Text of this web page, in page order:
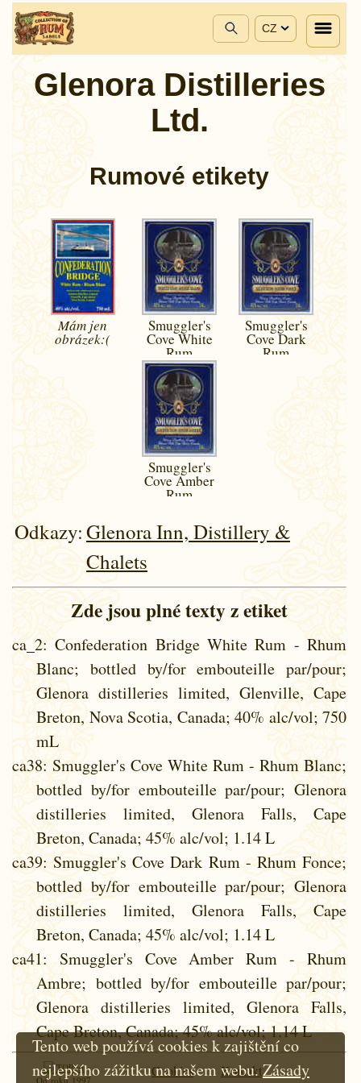
CZ
Glenora Distilleries
Ltd.
Rumové etikety
Mám jen
obrázek:(
Smuggler's
Cove White
Rum
Smuggler's
Cove Dark
Rum
Smuggler's
Cove Amber
Rum
Odkazy:Glenora Inn, Distillery &
Chalets
Zde jsou plné texty z etiket
ca_2: Confederation Bridge White Rum - Rhum
Blanc; bottled by/for embouteille par/pour;
Glenora distilleries limited, Glenville, Cape
Breton, Nova Scotia, Canada; 40% alc/vol; 750
mL
ca38: Smuggler's Cove White Rum - Rhum Blanc;
bottled by/for embouteille par/pour; Glenora
distilleries limited, Glenora Falls, Cape
Breton, Canada; 45% alc/vol; 1.14 L
ca39: Smuggler's Cove Dark Rum - Rhum Fonce;
bottled by/for embouteille par/pour; Glenora
distilleries limited, Glenora Falls, Cape
Breton, Canada; 45% alc/vol; 1.14 L
ca41: Smuggler's Cove Amber Rum - Rhum
Ambre; bottled by/for embouteille par/pour;
Glenora distilleries limited, Glenora Falls,
Cape Breton, Canada; 45% alc/vol; 1.14 L
Od roku 1997
Cookies
Kontakt
Tento web používá cookies k zajištění co
nejlepšího zážitku na našem webu.Zásady